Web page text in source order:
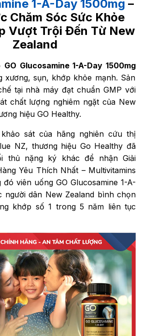
1-A-Day 1500mg –
Chăm Sóc Sức Khỏe
Vượt Trội Đến Từ New
Zealand
GO Glucosamine 1-A-Day 1500mg
xương, sụn, khớp khỏe mạnh. Sản
tại nhà máy đạt chuẩn GMP với
chất lượng nghiêm ngặt của New
hiệu GO Healthy.
sát của hãng nghiên cứu thị
NZ, thương hiệu Go Healthy đã
thủ nặng ký khác để nhận Giải
Yêu Thích Nhất – Multivitamins
đó viên uống GO Glucosamine 1-A-
người dân New Zealand bình chọn
khớp số 1 trong 5 năm liên tục